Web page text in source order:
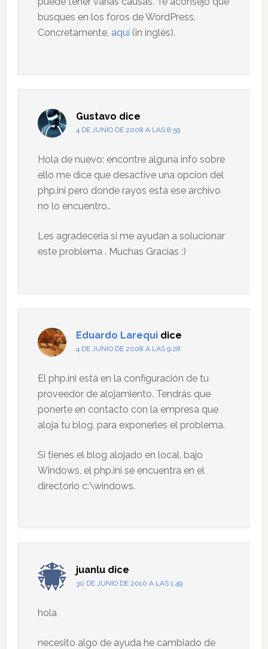
busques en los foros de WordPress.
Concretamente, aquí(in inglés).
Gustavo dice
4 DE JUNIO DE 2008 A LAS 8:59
Hola de nuevo; encontre alguna info sobre
ello me dice que desactive una opcion del
php.ini pero donde rayos esta ese archivo
no lo encuentro..
Les agradeceria si me ayudan a solucionar
este problema . Muchas Gracias :)
Eduardo Larequi dice
4 DE JUNIO DE 2008 A LAS 9:28
El php.ini está en la configuración de tu
proveedor de alojamiento. Tendrás que
ponerte en contacto con la empresa que
aloja tu blog, para exponerles el problema.
Si tienes el blog alojado en local, bajo
Windows, el php.ini se encuentra en el
directorio c:\windows.
juanlu dice
30 DE JUNIO DE 2010 A LAS 1:49
hola
necesito algo de ayuda he cambiado de